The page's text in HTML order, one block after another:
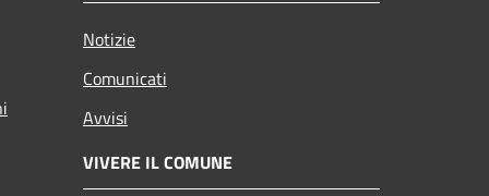
Notizie
Comunicati
Avvisi
VIVERE IL COMUNE